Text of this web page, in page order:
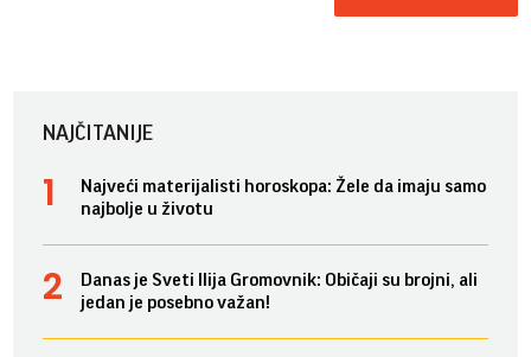
NAJČITANIJE
Najveći materijalisti horoskopa: Žele da imaju samo
najbolje u životu
Danas je Sveti Ilija Gromovnik: Običaji su brojni, ali
jedan je posebno važan!